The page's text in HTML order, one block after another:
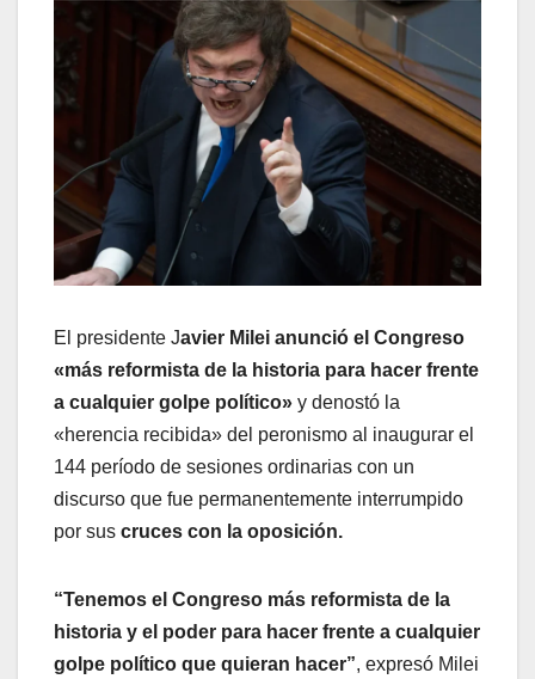
El presidente Javier Milei anunció el Congreso
«más reformista de la historia para hacer frente
a cualquier golpe político» y denostó la
«herencia recibida» del peronismo al inaugurar el
144 período de sesiones ordinarias con un
discurso que fue permanentemente interrumpido
por sus cruces con la oposición.
“Tenemos el Congreso más reformista de la
historia y el poder para hacer frente a cualquier
golpe político que quieran hacer”, expresó Milei